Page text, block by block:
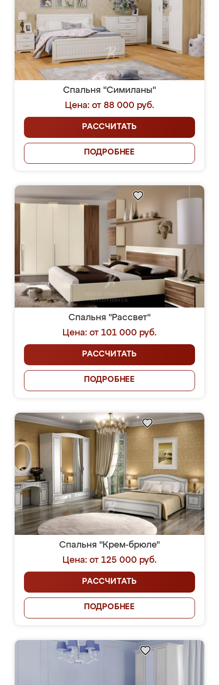
Спальня "Симиланы"
Цена: от 88 000 руб.
РАССЧИТАТЬ
ПОДРОБНЕЕ
Спальня "Рассвет"
Цена: от 101 000 руб.
РАССЧИТАТЬ
ПОДРОБНЕЕ
Спальня "Крем-брюле"
Цена: от 125 000 руб.
РАССЧИТАТЬ
ПОДРОБНЕЕ